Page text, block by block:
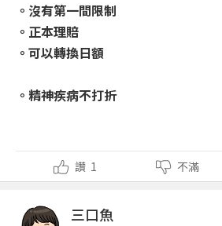
。沒有第一間限制
。正本理賠
。可以轉換日額
。精神疾病不打折
讚 1 不滿
三口魚